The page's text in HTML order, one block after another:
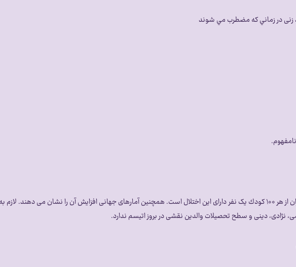
دینی و سطح تحصیلات والدین نقشی در بروز اتیسم ندارد.